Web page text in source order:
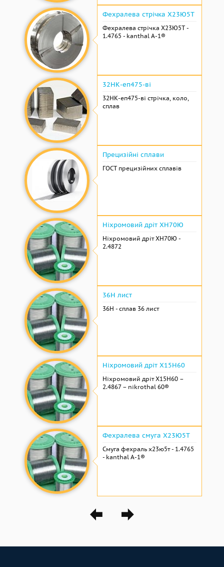
Фехралева стрічка Х23Ю5Т
Фехралева стрічка Х23Ю5Т -
1.4765 - kanthal A-1®
32НК-еп475-ві
32НК-еп475-ві стрічка, коло,
сплав
Прецизійні сплави
ГОСТ прецизійних сплавів
Ніхромовий дріт ХН70Ю
Ніхромовий дріт ХН70Ю -
2.4872
36Н лист
36Н - сплав 36 лист
Ніхромовий дріт Х15Н60
Ніхромовий дріт Х15Н60 –
2.4867 – nikrothal 60®
Фехралева смуга Х23Ю5Т
Смуга фехраль х23ю5т - 1.4765
- kanthal A-1®